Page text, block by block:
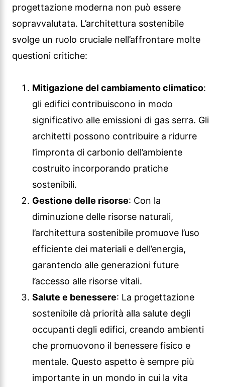
progettazione moderna non può essere
sopravvalutata. L’architettura sostenibile
svolge un ruolo cruciale nell’affrontare molte
questioni critiche:
Mitigazione del cambiamento climatico:
gli edifici contribuiscono in modo
significativo alle emissioni di gas serra. Gli
architetti possono contribuire a ridurre
l’impronta di carbonio dell’ambiente
costruito incorporando pratiche
sostenibili.
Gestione delle risorse: Con la
diminuzione delle risorse naturali,
l’architettura sostenibile promuove l’uso
efficiente dei materiali e dell’energia,
garantendo alle generazioni future
l’accesso alle risorse vitali.
Salute e benessere: La progettazione
sostenibile dà priorità alla salute degli
occupanti degli edifici, creando ambienti
che promuovono il benessere fisico e
mentale. Questo aspetto è sempre più
importante in un mondo in cui la vita